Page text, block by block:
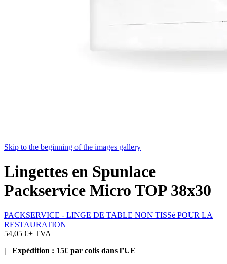
Skip to the beginning of the images gallery
Lingettes en Spunlace
Packservice Micro TOP 38x30
PACKSERVICE - LINGE DE TABLE NON TISSé POUR LA
RESTAURATION
54,05 €+ TVA
| Expédition : 15€ par colis dans l’UE